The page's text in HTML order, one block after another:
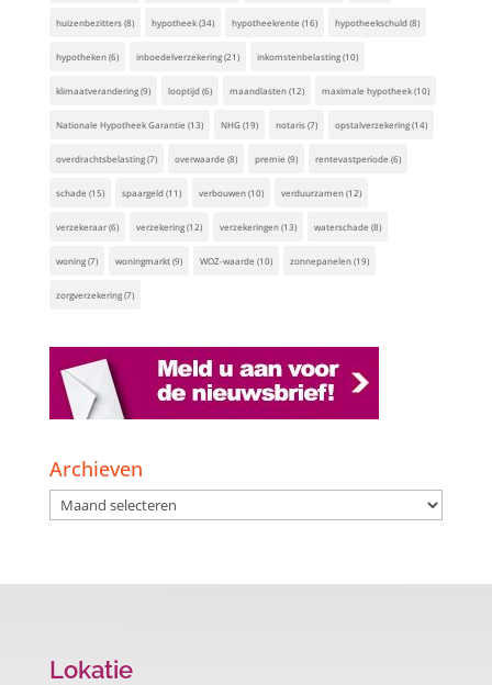
huizenbezitters(8) hypotheek(34) hypotheekrente (16) hypotheekschuld(8)
hypotheken(6) inboedelverzekering(21) inkomstenbelasting(10)
klimaatverandering(9) looptijd(6) maandlasten(12) maximale hypotheek(10)
Nationale Hypotheek Garantie (13) NHG(19) notaris(7) opstalverzekering(14)
overdrachtsbelasting(7) overwaarde (8) premie (9) rentevastperiode (6)
schade (15) spaargeld(11) verbouwen(10) verduurzamen(12)
verzekeraar(6) verzekering(12) verzekeringen(13) waterschade (8)
woning(7) woningmarkt(9) WOZ-waarde (10) zonnepanelen(19)
zorgverzekering(7)
Archieven
Archieven
Lokatie